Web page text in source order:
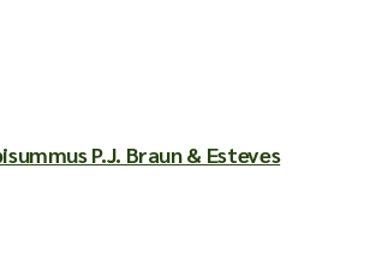
P.J. Braun & Esteves